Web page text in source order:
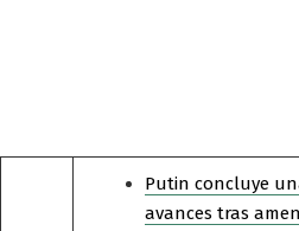
Putin concluye
avances tras